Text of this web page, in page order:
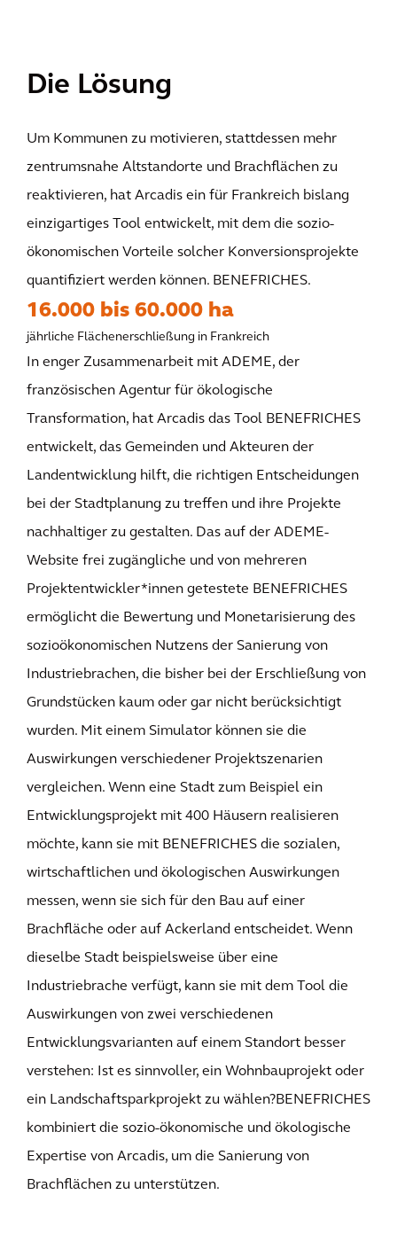
Die Lösung
Um Kommunen zu motivieren, stattdessen mehr
zentrumsnahe Altstandorte und Brachflächen zu
reaktivieren, hat Arcadis ein für Frankreich bislang
einzigartiges Tool entwickelt, mit dem die sozio-
ökonomischen Vorteile solcher Konversionsprojekte
quantifiziert werden können. BENEFRICHES.
16.000 bis 60.000 ha
jährliche Flächenerschließung in Frankreich
In enger Zusammenarbeit mit ADEME, der
französischen Agentur für ökologische
Transformation, hat Arcadis das Tool BENEFRICHES
entwickelt, das Gemeinden und Akteuren der
Landentwicklung hilft, die richtigen Entscheidungen
bei der Stadtplanung zu treffen und ihre Projekte
nachhaltiger zu gestalten. Das auf der ADEME-
Website frei zugängliche und von mehreren
Projektentwickler*innen getestete BENEFRICHES
ermöglicht die Bewertung und Monetarisierung des
sozioökonomischen Nutzens der Sanierung von
Industriebrachen, die bisher bei der Erschließung von
Grundstücken kaum oder gar nicht berücksichtigt
wurden. Mit einem Simulator können sie die
Auswirkungen verschiedener Projektszenarien
vergleichen. Wenn eine Stadt zum Beispiel ein
Entwicklungsprojekt mit 400 Häusern realisieren
möchte, kann sie mit BENEFRICHES die sozialen,
wirtschaftlichen und ökologischen Auswirkungen
messen, wenn sie sich für den Bau auf einer
Brachfläche oder auf Ackerland entscheidet. Wenn
dieselbe Stadt beispielsweise über eine
Industriebrache verfügt, kann sie mit dem Tool die
Auswirkungen von zwei verschiedenen
Entwicklungsvarianten auf einem Standort besser
verstehen: Ist es sinnvoller, ein Wohnbauprojekt oder
ein Landschaftsparkprojekt zu wählen?BENEFRICHES
kombiniert die sozio-ökonomische und ökologische
Expertise von Arcadis, um die Sanierung von
Brachflächen zu unterstützen.